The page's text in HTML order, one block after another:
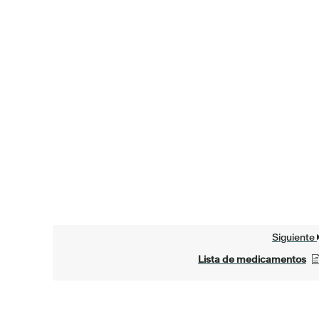
Siguiente
Lista de medicamentos